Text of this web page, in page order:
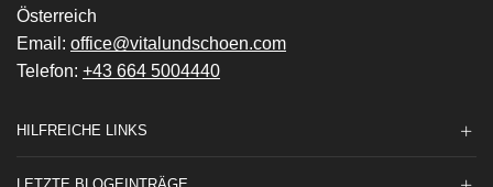
Österreich
Email: office@vitalundschoen.com
Telefon: +43 664 5004440
HILFREICHE LINKS